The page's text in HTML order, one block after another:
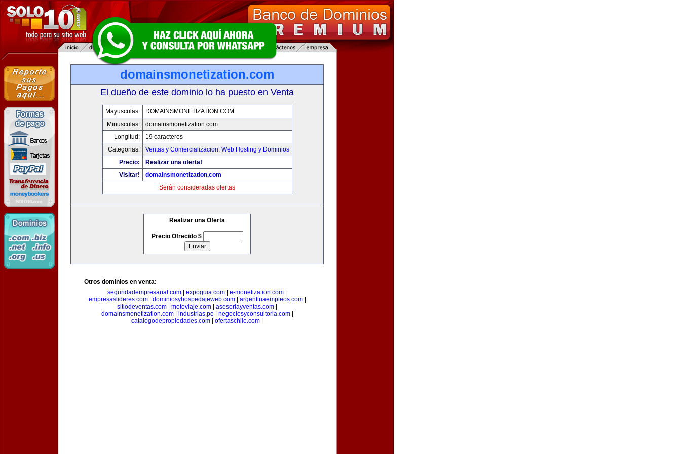
domainsmonetization.com
El dueño de este dominio lo ha puesto en Venta
Mayusculas:
DOMAINSMONETIZATION.COM
Minusculas:
domainsmonetization.com
Longitud:
19 caracteres
Categorias:
Ventas y Comercializacion, Web Hosting y Dominios
Precio:
Realizar una oferta!
Visitar!
domainsmonetization.com
Serán consideradas ofertas
Realizar una Oferta
Precio Ofrecido $
Otros dominios en venta:
seguridadempresarial.com
expoguia.com e-monetization.com
empresaslideres.com| dominiosyhospedajeweb.com| argentinaempleos.com|
sitiodeventas.com
motoviaje.com asesoriayventas.com
domainsmonetization.com| industrias.pe negociosyconsultoria.com|
catalogodepropiedades.com
ofertaschile.com